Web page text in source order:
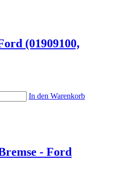
(01909100,
In den Warenkorb
- Ford